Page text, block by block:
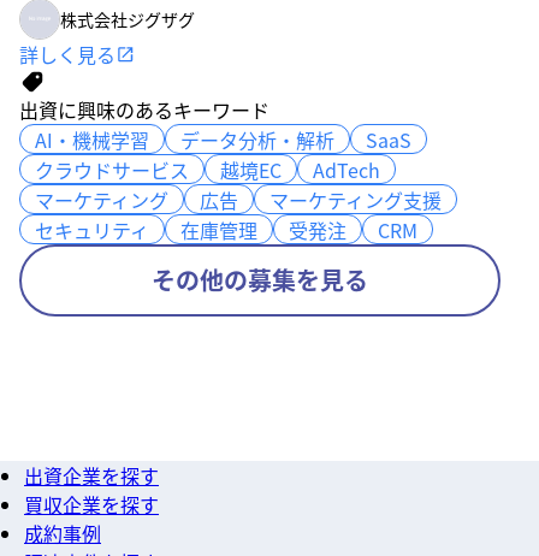
株式会社ジグザグ
詳しく見る
出資に興味のあるキーワード
AI・機械学習
データ分析・解析
SaaS
クラウドサービス
越境EC
AdTech
マーケティング
広告
マーケティング支援
セキュリティ
在庫管理 受発注 CRM
AI・機械学習 データ分析・解析
SaaS
クラウドサービス
越境EC
AdTech
マーケティング
広告
マーケティング支援
セキュリティ
在庫管理 受発注 CRM
その他の募集を見る
出資企業を探す
買収企業を探す
成約事例